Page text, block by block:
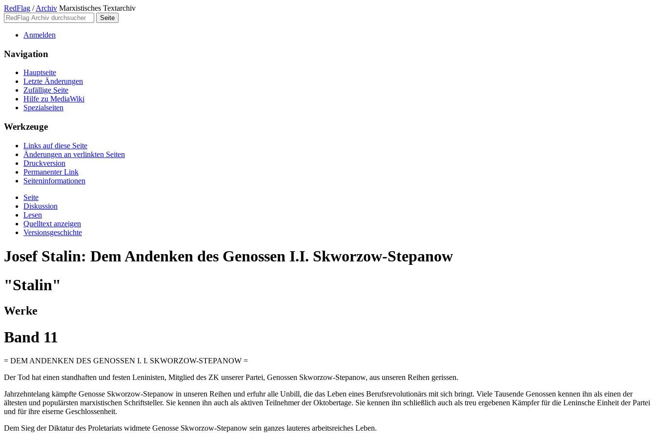
RedFlag / Archiv Marxistisches Textarchiv
Anmelden
Navigation
Hauptseite
Letzte Änderungen
Zufällige Seite
Hilfe zu MediaWiki
Spezialseiten
Werkzeuge
Links auf diese Seite
Änderungen an verlinkten Seiten
Druckversion
Permanenter Link
Seiten­­informationen
Seite
Diskussion
Lesen
Quelltext anzeigen
Versionsgeschichte
Josef Stalin: Dem Andenken des Genossen I.I. Skworzow-Stepanow
"Stalin"
Werke
Band 11
= DEM ANDENKEN DES GENOSSEN I. I. SKWORZOW-STEPANOW =
Der Tod hat einen standhaften und festen Leninisten, Mitglied des ZK unserer Partei, Genossen Skworzow-Stepanow, aus unseren Reihen gerissen.
Jahrzehntelang kämpfte Genosse Skworzow-Stepanow in unseren Reihen und erfuhr alle Unbill, die das Leben eines Berufsrevolutionärs mit sich bringt. Viele Tausende Genossen kennen ihn als einen der
ältesten und populärsten marxistischen Schriftsteller. Sie kennen ihn auch als aktiven Teilnehmer der Oktobertage. Sie kennen ihn schließlich auch als treu ergebenen Kämpfer für die Leninsche Einheit der Partei
und für ihre eiserne Geschlossenheit.
Dem Sieg der Diktatur des Proletariats widmete Genosse Skworzow-Stepanow sein ganzes lauteres arbeitsreiches Leben.